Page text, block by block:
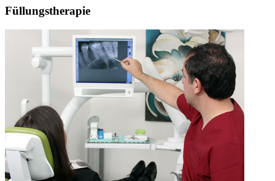
Füllungstherapie